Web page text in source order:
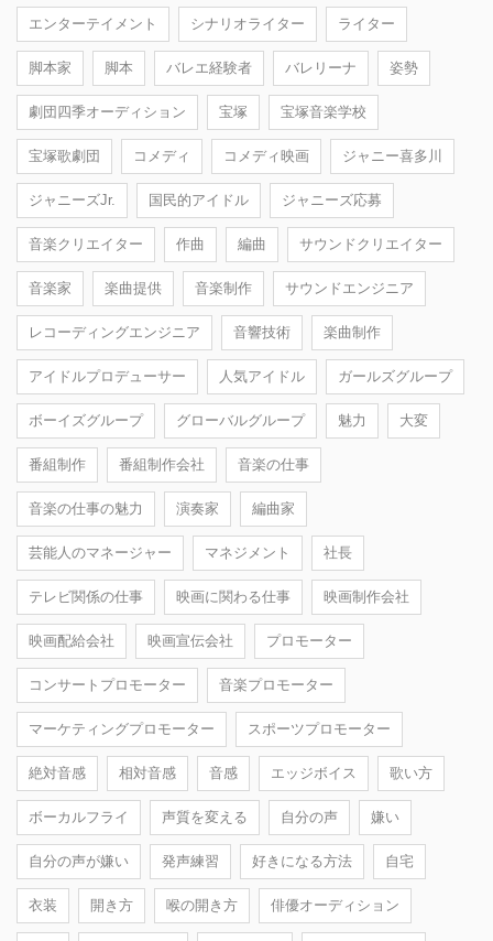
エンターテイメント シナリオライター ライター
脚本家 脚本 バレエ経験者 バレリーナ 姿勢
劇団四季オーディション 宝塚 宝塚音楽学校
宝塚歌劇団 コメディ コメディ映画 ジャニー喜多川
ジャニーズJr. 国民的アイドル ジャニーズ応募
音楽クリエイター 作曲 編曲 サウンドクリエイター
音楽家 楽曲提供 音楽制作 サウンドエンジニア
レコーディングエンジニア 音響技術 楽曲制作
アイドルプロデューサー 人気アイドル ガールズグループ
ボーイズグループ グローバルグループ 魅力 大変
番組制作 番組制作会社 音楽の仕事
音楽の仕事の魅力 演奏家 編曲家
芸能人のマネージャー マネジメント 社長
テレビ関係の仕事 映画に関わる仕事 映画制作会社
映画配給会社 映画宣伝会社 プロモーター
コンサートプロモーター 音楽プロモーター
マーケティングプロモーター スポーツプロモーター
絶対音感 相対音感 音感 エッジボイス 歌い方
ボーカルフライ 声質を変える 自分の声 嫌い
自分の声が嫌い 発声練習 好きになる方法 自宅
衣装 開き方 喉の開き方 俳優オーディション